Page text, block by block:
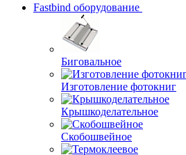
Fastbind оборудование
Биговальное
Изготовление фотокниг
Крышкоделательное
Скобошвейное